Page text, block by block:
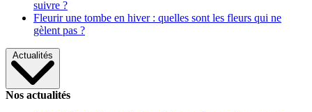
suivre ?
Fleurir une tombe en hiver : quelles sont les fleurs qui ne
gèlent pas ?
Actualités
Nos actualités